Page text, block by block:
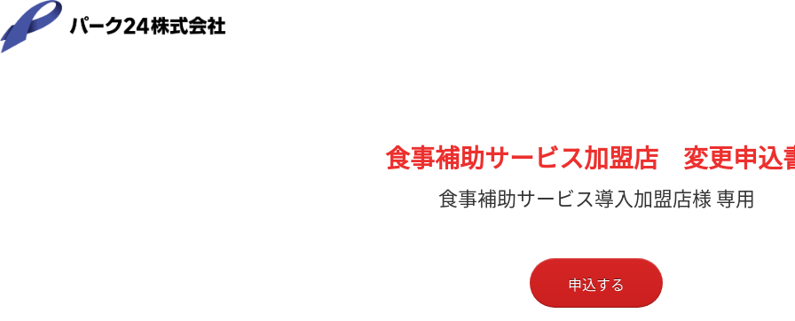
食事補助サービス加盟店 変更申込
食事補助サービス導入加盟店様 専用
申込する